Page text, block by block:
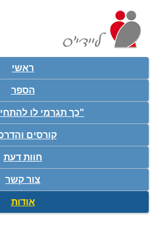
ראשי
הספר
"כך תגרמי לו
קורסים
חוות דעת
צור קשר
אודות